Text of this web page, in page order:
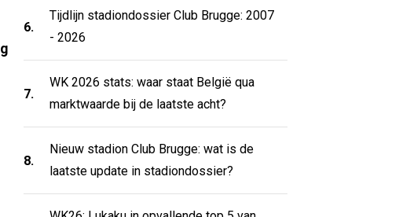
6.
Tijdlijn stadiondossier Club Brugge: 2007
- 2026
7.
WK 2026 stats: waar staat België qua
marktwaarde bij de laatste acht?
8.
Nieuw stadion Club Brugge: wat is de
laatste update in stadiondossier?